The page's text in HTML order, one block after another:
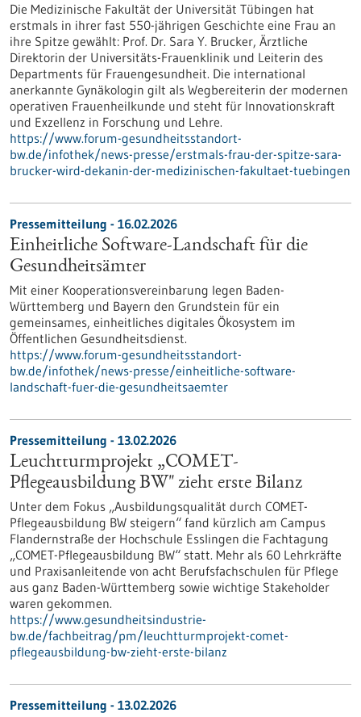
Die Medizinische Fakultät der Universität Tübingen hat
erstmals in ihrer fast 550-jährigen Geschichte eine Frau an
ihre Spitze gewählt: Prof. Dr. Sara Y. Brucker, Ärztliche
Direktorin der Universitäts-Frauenklinik und Leiterin des
Departments für Frauengesundheit. Die international
anerkannte Gynäkologin gilt als Wegbereiterin der modernen
operativen Frauenheilkunde und steht für Innovationskraft
und Exzellenz in Forschung und Lehre.
https://www.forum-gesundheitsstandort-
bw.de/infothek/news-presse/erstmals-frau-der-spitze-sara-
brucker-wird-dekanin-der-medizinischen-fakultaet-tuebingen
Pressemitteilung - 16.02.2026
Einheitliche Software-Landschaft für die
Gesundheitsämter
Mit einer Kooperationsvereinbarung legen Baden-
Württemberg und Bayern den Grundstein für ein
gemeinsames, einheitliches digitales Ökosystem im
Öffentlichen Gesundheitsdienst.
https://www.forum-gesundheitsstandort-
bw.de/infothek/news-presse/einheitliche-software-
landschaft-fuer-die-gesundheitsaemter
Pressemitteilung - 13.02.2026
Leuchtturmprojekt „COMET-
Pflegeausbildung BW" zieht erste Bilanz
Unter dem Fokus „Ausbildungsqualität durch COMET-
Pflegeausbildung BW steigern“ fand kürzlich am Campus
Flandernstraße der Hochschule Esslingen die Fachtagung
„COMET-Pflegeausbildung BW“ statt. Mehr als 60 Lehrkräfte
und Praxisanleitende von acht Berufsfachschulen für Pflege
aus ganz Baden-Württemberg sowie wichtige Stakeholder
waren gekommen.
https://www.gesundheitsindustrie-
bw.de/fachbeitrag/pm/leuchtturmprojekt-comet-
pflegeausbildung-bw-zieht-erste-bilanz
Pressemitteilung - 13.02.2026